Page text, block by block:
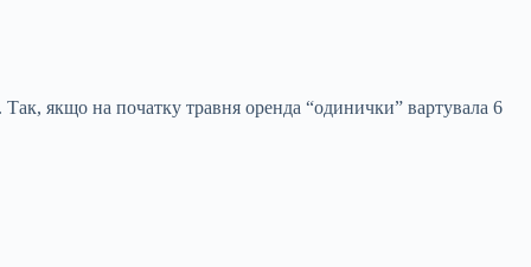
якщо на початку травня оренда “одинички” вартувала 6